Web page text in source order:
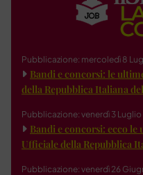
Pubblicazione: mercoledì 8
Bandi e concorsi: le
della Repubblica Italiana
Pubblicazione: venerdì 3
Bandi e concorsi: ecco
Ufficiale della Repubblica
Pubblicazione: venerdì 26